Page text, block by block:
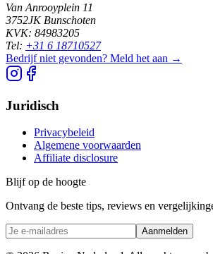
Van Anrooyplein 11
3752JK Bunschoten
KVK: 84983205
Tel: +31 6 18710527
Bedrijf niet gevonden? Meld het aan →
Juridisch
Privacybeleid
Algemene voorwaarden
Affiliate disclosure
Blijf op de hoogte
Ontvang de beste tips, reviews en
Aanmelden